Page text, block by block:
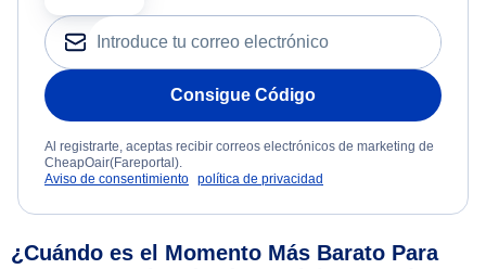
Consigue Código
Al registrarte, aceptas recibir correos electrónicos de marketing de
CheapOair(Fareportal).
Aviso de consentimiento política de privacidad
¿Cuándo es el Momento Más Barato Para